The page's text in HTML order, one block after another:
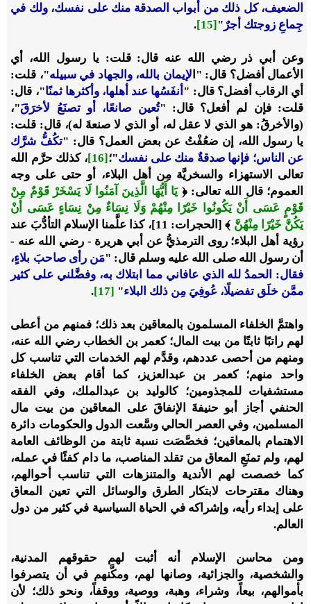
الضعيف، كل ذلك من أبواب الصدقة منك على نفسك، ولك في
جِماعِ زوجتك أجرٌ "
[15]
.
وعن أبي ذر رضي الله عنه قال: قلت: يا رسول الله، أي
الأعمال أفضل؟ قال: " لإيمان بالله، والجهاد في سبيله"، قلت:
أي الرقاب أفضل؟ قال: " أنفَسُها عند أهلها، وأكثرها ثمنًا"، قال:
قلت: فإن لم أفعل؟ قال: "تُعين صانعًا، أو تصنَعُ لأخرَقَ"،
(والأخرقُ: هو الذي لا عقل له، أو الذي لا صنعةَ له)، قال: قلت:
يا رسول الله، إن ضعُفْتُ عن بعض العمل؟ قال: "تكُفُّ شرَّك
عن الناس؛ فإنها صدقةٌ منك على نفسك"؛[16]
، كذلك حرَّم الله
تعالى الاستهزاء والسخريَّة مِن أهل البلاء، أو حتى على وجه
العموم؛ قال الله تعالى: ﴿يَا أَيُّهَا الَّذِينَ آمَنُوا لَا يَسْخَرْ قَوْمٌ مِنْ
قَوْمٍ عَسَى أَنْ يَكُونُوا خَيْرًا مِنْهُمْ وَلَا نِسَاءٌ مِنْ نِسَاءٍ عَسَى أَنْ
يَكُنَّ خَيْرًا مِنْهُنَّ
﴾ [الحجرات: 11]، كذا علَّمنا الإسلام التأدُّبَ عند
رؤية أهل البلاء؛ روى الترمذيُّ عن أبي هريرة - رضي الله عنه -
أن رسول الله صلى الله عليه وسلم قال: "مَن رأى صاحبَ بلاءٍ،
فقال: الحمدُ لله الذي عافاني مما ابتلاك به، وفضَّلني على كثير
ممَّن خلَق تفضيلًا، عُوفِيَ مِن ذلك البلاء"
[17]
.
واهتمَّ الخلفاء المسلمون بالمعاقين بعد ذلك؛ فمنهم من أعطى
لهم راتبًا ثابتًا من بيت المال؛ كعمر بن الخطاب رضي الله عنه،
ومنهم من أحصى عددهم، وقدَّم لهم الخدمات التي تناسب كل
واحد منهم؛ كعمر بن عبدالعزيز، كما أقام بعض الخلفاء
مستشفيات للمجذومين؛ كالوليد بن عبدالملك، وفي الفقه
الحنفي أجاز أبو حنيفةَ الإنفاقَ على المعاقين من بيت مال
المسلمين، وفي العصر الحالي وسَّعت الدول والحكومات دائرة
الاهتمام بالمعاقين؛ فخصَّصَت نسبة ثابتة من الوظائف العامة
لهم، ولم تمنَعِ المعاق من تقلد المناصب، ما دام كفئًا في عمله،
كما خصصت لهم الأندية والمتنزهات التي تناسب أحوالهم،
وهناك مقترحات لابتكار الطرق والوسائل التي تعين المعاق
على إبداء رأيه، وإشراكه في الحياة السياسية في كثير من دول
العالم.
ومن محاسن الإسلام أنه أثبت لهم حقوقهم المدنية،
والشخصية، والجزائية، وصانها لهم، ومكَّنهم في أن يتصرفوا
بأموالهم، بيعاً، وشراء، وهبة، ووصية، ووقفاً، ونحو ذلك؛ لأن